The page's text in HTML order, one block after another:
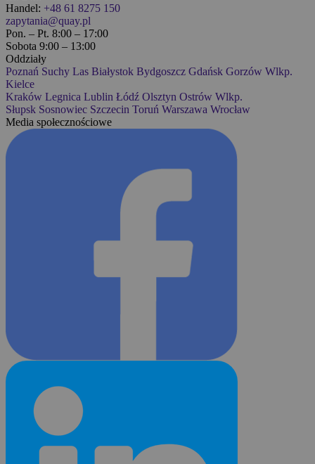
Handel: +48 61 8275 150
zapytania@quay.pl
Pon. – Pt. 8:00 – 17:00
Sobota 9:00 – 13:00
Oddziały
Poznań Suchy Las Białystok Bydgoszcz Gdańsk Gorzów Wlkp.
Kielce
Kraków Legnica Lublin Łódź Olsztyn Ostrów Wlkp.
Słupsk Sosnowiec Szczecin Toruń Warszawa Wrocław
Media społecznościowe